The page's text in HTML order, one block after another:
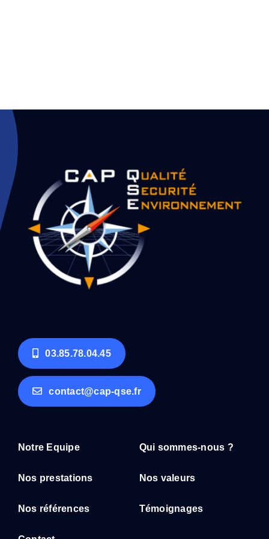
03.85.78.04.45
contact@cap-qse.fr
Notre Equipe
Nos prestations
Nos références
Qui sommes-nous ?
Nos valeurs
Témoignages